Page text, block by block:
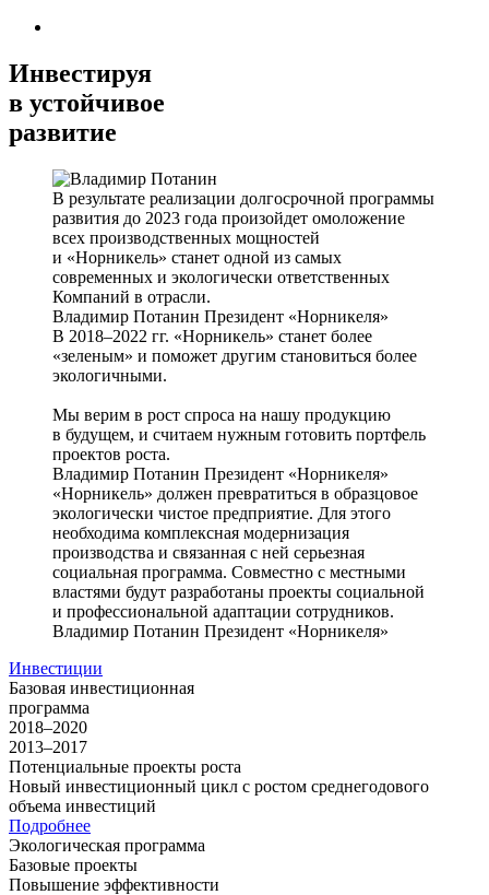
Инвестируя
в устойчивое
развитие
В результате реализации долгосрочной программы
развития до 2023 года произойдет омоложение
всех производственных мощностей
и «Норникель» станет одной из самых
современных и экологически ответственных
Компаний в отрасли.
Владимир Потанин Президент «Норникеля»
В 2018–2022 гг. «Норникель» станет более
«зеленым» и поможет другим становиться более
экологичными.
Мы верим в рост спроса на нашу продукцию
в будущем, и считаем нужным готовить портфель
проектов роста.
Владимир Потанин Президент «Норникеля»
«Норникель» должен превратиться в образцовое
экологически чистое предприятие. Для этого
необходима комплексная модернизация
производства и связанная с ней серьезная
социальная программа. Совместно с местными
властями будут разработаны проекты социальной
и профессиональной адаптации сотрудников.
Владимир Потанин Президент «Норникеля»
Инвестиции
Базовая инвестиционная
программа
2018–2020
2013–2017
Потенциальные проекты роста
Новый инвестиционный цикл с ростом среднегодового
объема инвестиций
Подробнее
Экологическая программа
Базовые проекты
Повышение эффективности